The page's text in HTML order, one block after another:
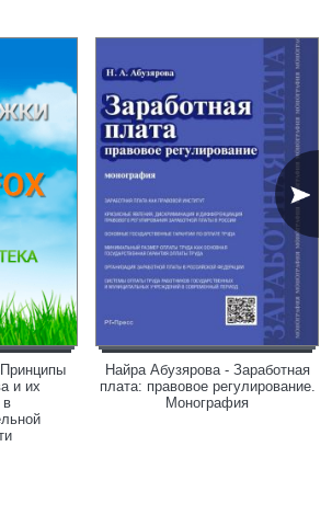
и их
в
Найра Абузярова - Заработная
плата: правовое регулирование.
Монография